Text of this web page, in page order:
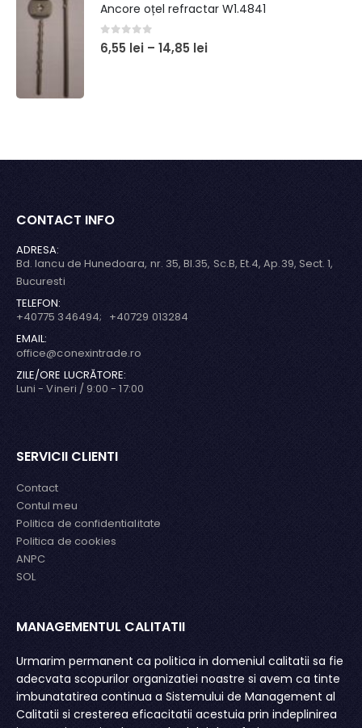
Ancore oțel refractar W1.4841
0 out of 5
6,55 lei – 14,85 lei
CONTACT INFO
ADRESA:
Bd. Iancu de Hunedoara, nr. 35, Bl.35, Sc.B, Et.4, Ap.39, Sect. 1,
Bucuresti
TELEFON:
+40775 346494; +40729 013284
EMAIL:
office@conexintrade.ro
ZILE/ORE LUCRĂTORE:
Luni - Vineri / 9:00 - 17:00
SERVICII CLIENTI
Contact
Contul meu
Politica de confidentialitate
Politica de cookies
ANPC
SOL
MANAGEMENTUL CALITATII
Urmarim permanent ca politica in domeniul calitatii sa fie
adecvata scopurilor organizatiei noastre si avem ca tinte
imbunatatirea continua a Sistemului de Management al
Calitatii si cresterea eficacitatii acestuia prin indeplinirea